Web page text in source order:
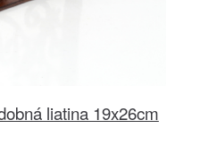
liatina 19x26cm